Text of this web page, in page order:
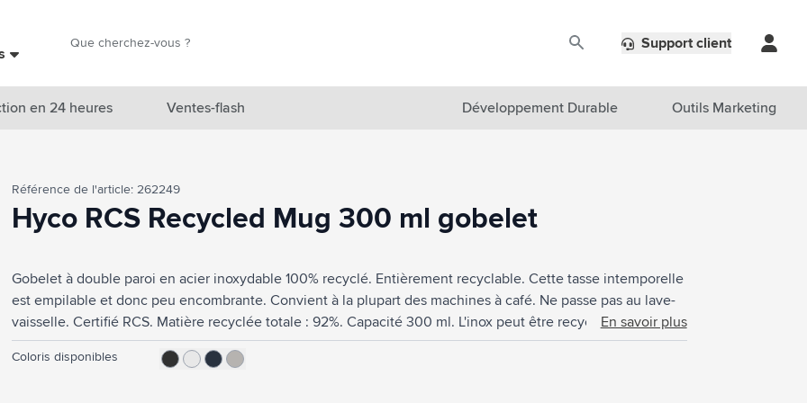
Marques
Thèmes
Accessoires boissons
Sacs & Voyage
Cuisiner & Vivre
Produits de soin
Support client
en 24 heures Ventes-flash Développement Durable Outils Marketing
Référence de l'article: 262249
Hyco RCS Recycled Mug 300 ml gobelet
Gobelet à double paroi en acier inoxydable 100% recyclé. Entièrement recyclable. Cette tasse intemporelle
est empilable et donc peu encombrante. Convient à la plupart des machines à café. Ne passe pas au lave-
vaisselle. Certifié RCS. Matière recyclée totale : 92%. Capacité 300 ml. L'inox peut être recyclé de
nombreuses fois tout en conservant en grande partie la qualité du matériau. En utilisant de l'acier
inoxydable recyclé, on a besoin de moins de nouvelles matières premières. Cela signifie moins de
En savoir plus
Coloris disponibles